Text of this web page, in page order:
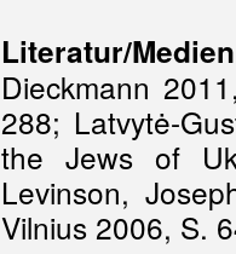
Literatur/Medien
Dieckmann
288; Latvytė-
the Jews of
Levinson,
Vilnius 2006, S.